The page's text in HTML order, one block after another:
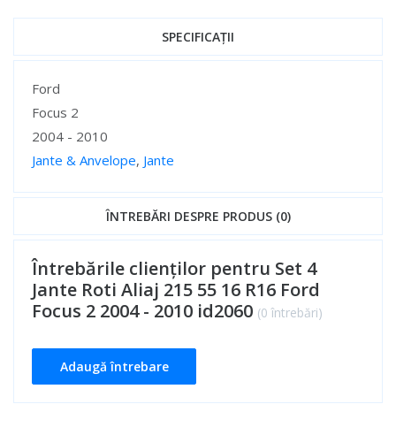
SPECIFICAȚII
Specificații
Ford
Focus 2
2004 - 2010
Jante & Anvelope, Jante
ÎNTREBĂRI DESPRE PRODUS (0)
Întrebările clienților pentru Set 4
Jante Roti Aliaj 215 55 16 R16 Ford
Focus 2 2004 - 2010 id2060 (0 întrebări)
Adaugă întrebare